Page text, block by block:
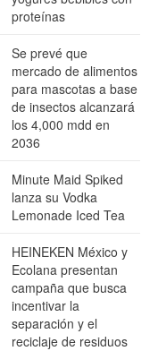
proteínas
Se prevé que
mercado de alimentos
para mascotas a base
de insectos alcanzará
los 4,000 mdd en
2036
Minute Maid Spiked
lanza su Vodka
Lemonade Iced Tea
HEINEKEN México y
Ecolana presentan
campaña que busca
incentivar la
separación y el
reciclaje de residuos